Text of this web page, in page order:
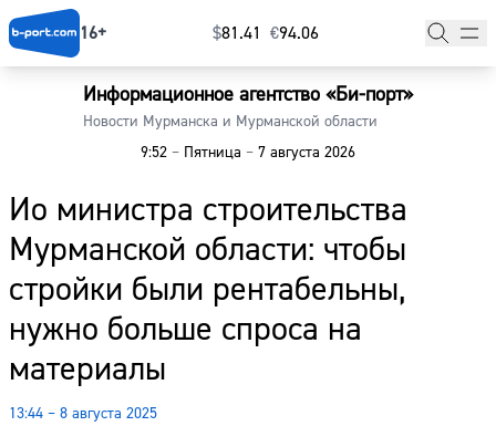
16+ $⁠81.41 €⁠94.06
Информационное агентство «Би-порт»
Новости Мурманска и Мурманской области
9:52 – Пятница – 7 августа 2026
Ио министра строительства
Мурманской области: чтобы
стройки были рентабельны,
нужно больше спроса на
материалы
13:44 – 8 августа 2025
Главная
Наши гости
Фоторепортажи
Погода
Курсы валют